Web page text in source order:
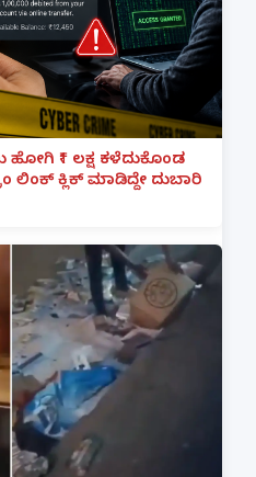
₹1 ಲಕ್ಷ ಕಳೆದುಕೊಂಡ
ಲಿಂಕ್ ಕ್ಲಿಕ್ ಮಾಡಿದ್ದೇ ದುಬಾರಿ